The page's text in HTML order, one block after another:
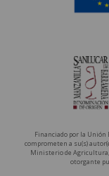
Financiado por la Unión
comprometen a su(s)
Ministerio de
otorgante